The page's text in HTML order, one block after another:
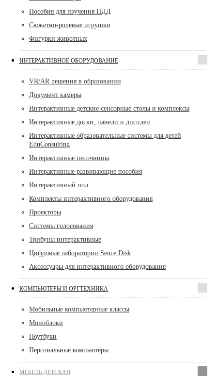
Пособия для изучения ПДД
Сюжетно-ролевые игрушки
Фигурки животных
ИНТЕРАКТИВНОЕ ОБОРУДОВАНИЕ
VR/AR решения в образовании
Документ камеры
Интерактивные детские сенсорные столы и комплексы
Интерактивные доски, панели и дисплеи
Интерактивные образовательные системы для детей
EduConsulting
Интерактивные песочницы
Интерактивные развивающие пособия
Интерактивный пол
Комплекты интерактивного оборудования
Проекторы
Системы голосования
Трибуны интерактивные
Цифровые лаборатории Sence Disk
Аксессуары для интерактивного оборудования
КОМПЬЮТЕРЫ И ОРГТЕХНИКА
Мобильные компьютерные классы
Моноблоки
Ноутбуки
Персональные компьютеры
МЕБЕЛЬ ДЕТСКАЯ